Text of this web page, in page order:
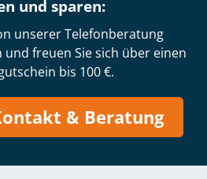
und sparen:
unserer Telefonberatung
freuen Sie sich über einen
bis 100 €.
& Beratung